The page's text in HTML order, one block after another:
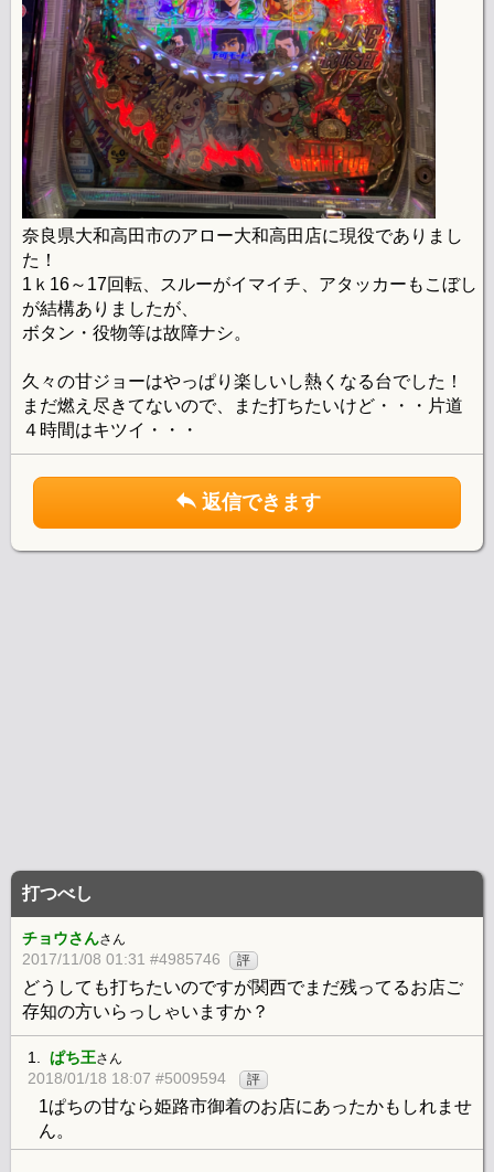
奈良県大和高田市のアロー大和高田店に現役でありまし
た！
1ｋ16～17回転、スルーがイマイチ、アタッカーもこぼし
が結構ありましたが、
ボタン・役物等は故障ナシ。
久々の甘ジョーはやっぱり楽しいし熱くなる台でした！
まだ燃え尽きてないので、また打ちたいけど・・・片道
４時間はキツイ・・・
返信できます
打つべし
チョウさんさん
2017/11/08 01:31 #4985746 評
どうしても打ちたいのですが関西でまだ残ってるお店ご
存知の方いらっしゃいますか？
1. ぱち王さん
2018/01/18 18:07 #5009594 評
1ぱちの甘なら姫路市御着のお店にあったかもしれませ
ん。